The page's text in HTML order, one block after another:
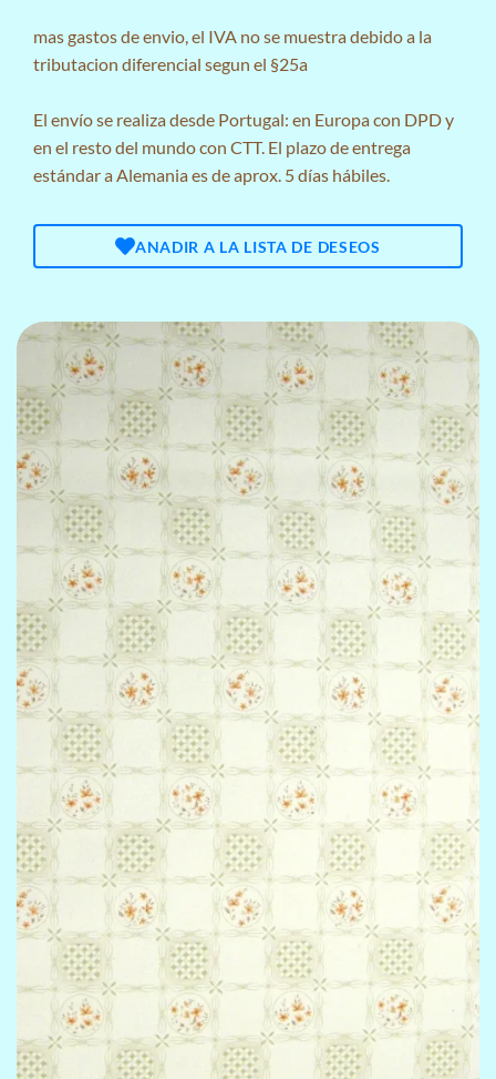
masgastos de envio, el IVA no se muestra debido a la
tributacion diferencial segun el §25a
El envío se realiza desde Portugal: en Europa con DPD y
en el resto del mundo con CTT. El plazo de entrega
estándar a Alemania es de aprox. 5 días hábiles.
ANADIR A LA LISTA DE DESEOS